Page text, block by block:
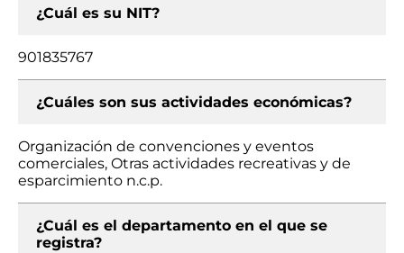
¿Cuál es su NIT?
901835767
¿Cuáles son sus actividades económicas?
Organización de convenciones y eventos
comerciales, Otras actividades recreativas y de
esparcimiento n.c.p.
¿Cuál es el departamento en el que se
registra?